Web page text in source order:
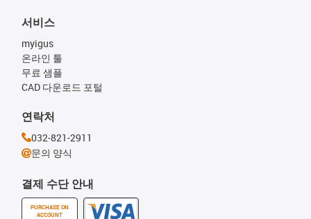
결제 수단 안내
PURCHASE ON
ACCOUNT
서비스
myigus
온라인 툴
무료 샘플
CAD 다운로드 포털
연락처
032-821-2911
문의 양식